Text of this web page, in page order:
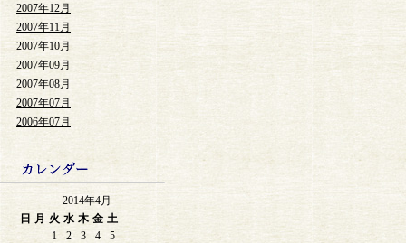
2007年12月
2007年11月
2007年10月
2007年09月
2007年08月
2007年07月
2006年07月
2014年4月
日 月 火 水 木 金 土
1
2 3 4
5